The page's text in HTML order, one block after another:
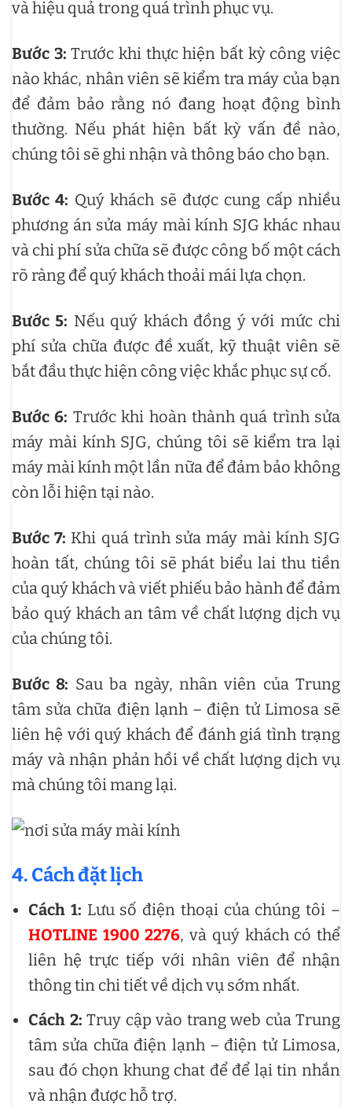
và hiệu quả trong quá trình phục vụ.
Bước 3: Trước khi thực hiện bất kỳ công việc
nào khác, nhân viên sẽ kiểm tra máy của bạn
để đảm bảo rằng nó đang hoạt động bình
thường. Nếu phát hiện bất kỳ vấn đề nào,
chúng tôi sẽ ghi nhận và thông báo cho bạn.
Bước 4: Quý khách sẽ được cung cấp nhiều
phương án sửa máy mài kính SJG khác nhau
và chi phí sửa chữa sẽ được công bố một cách
rõ ràng để quý khách thoải mái lựa chọn.
Bước 5: Nếu quý khách đồng ý với mức chi
phí sửa chữa được đề xuất, kỹ thuật viên sẽ
bắt đầu thực hiện công việc khắc phục sự cố.
Bước 6: Trước khi hoàn thành quá trình sửa
máy mài kính SJG, chúng tôi sẽ kiểm tra lại
máy mài kính một lần nữa để đảm bảo không
còn lỗi hiện tại nào.
Bước 7: Khi quá trình sửa máy mài kính SJG
hoàn tất, chúng tôi sẽ phát biểu lai thu tiền
của quý khách và viết phiếu bảo hành để đảm
bảo quý khách an tâm về chất lượng dịch vụ
của chúng tôi.
Bước 8: Sau ba ngày, nhân viên của Trung
tâm sửa chữa điện lạnh – điện tử Limosa sẽ
liên hệ với quý khách để đánh giá tình trạng
máy và nhận phản hồi về chất lượng dịch vụ
mà chúng tôi mang lại.
4. Cách đặt lịch
Cách 1: Lưu số điện thoại của chúng tôi –
HOTLINE 1900 2276, và quý khách có thể
liên hệ trực tiếp với nhân viên để nhận
thông tin chi tiết về dịch vụ sớm nhất.
Cách 2: Truy cập vào trang web của Trung
tâm sửa chữa điện lạnh – điện tử Limosa,
sau đó chọn khung chat để để lại tin nhắn
và nhận được hỗ trợ.